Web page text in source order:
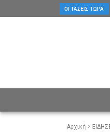
ΟΙ ΤΆΣΕΙΣ ΤΏΡΑ
Αρχική